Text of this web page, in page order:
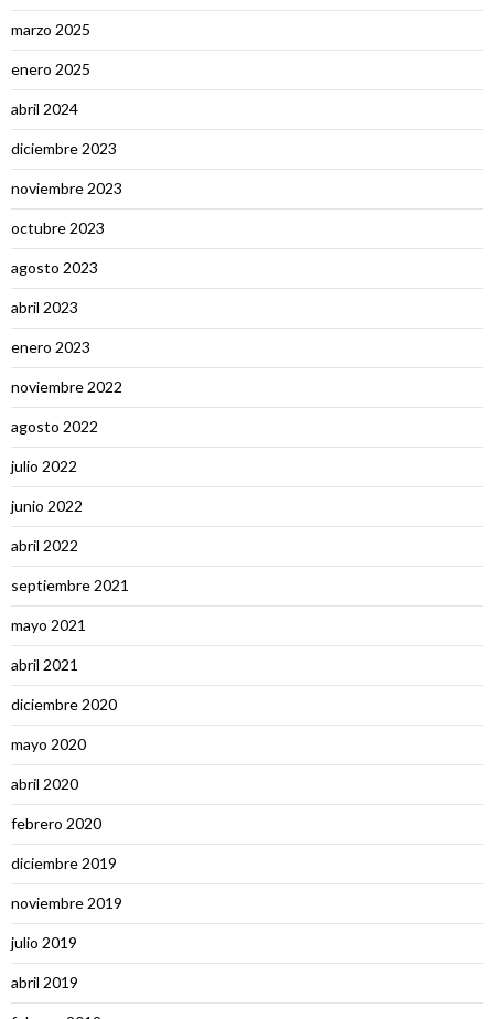
marzo 2025
enero 2025
abril 2024
diciembre 2023
noviembre 2023
octubre 2023
agosto 2023
abril 2023
enero 2023
noviembre 2022
agosto 2022
julio 2022
junio 2022
abril 2022
septiembre 2021
mayo 2021
abril 2021
diciembre 2020
mayo 2020
abril 2020
febrero 2020
diciembre 2019
noviembre 2019
julio 2019
abril 2019